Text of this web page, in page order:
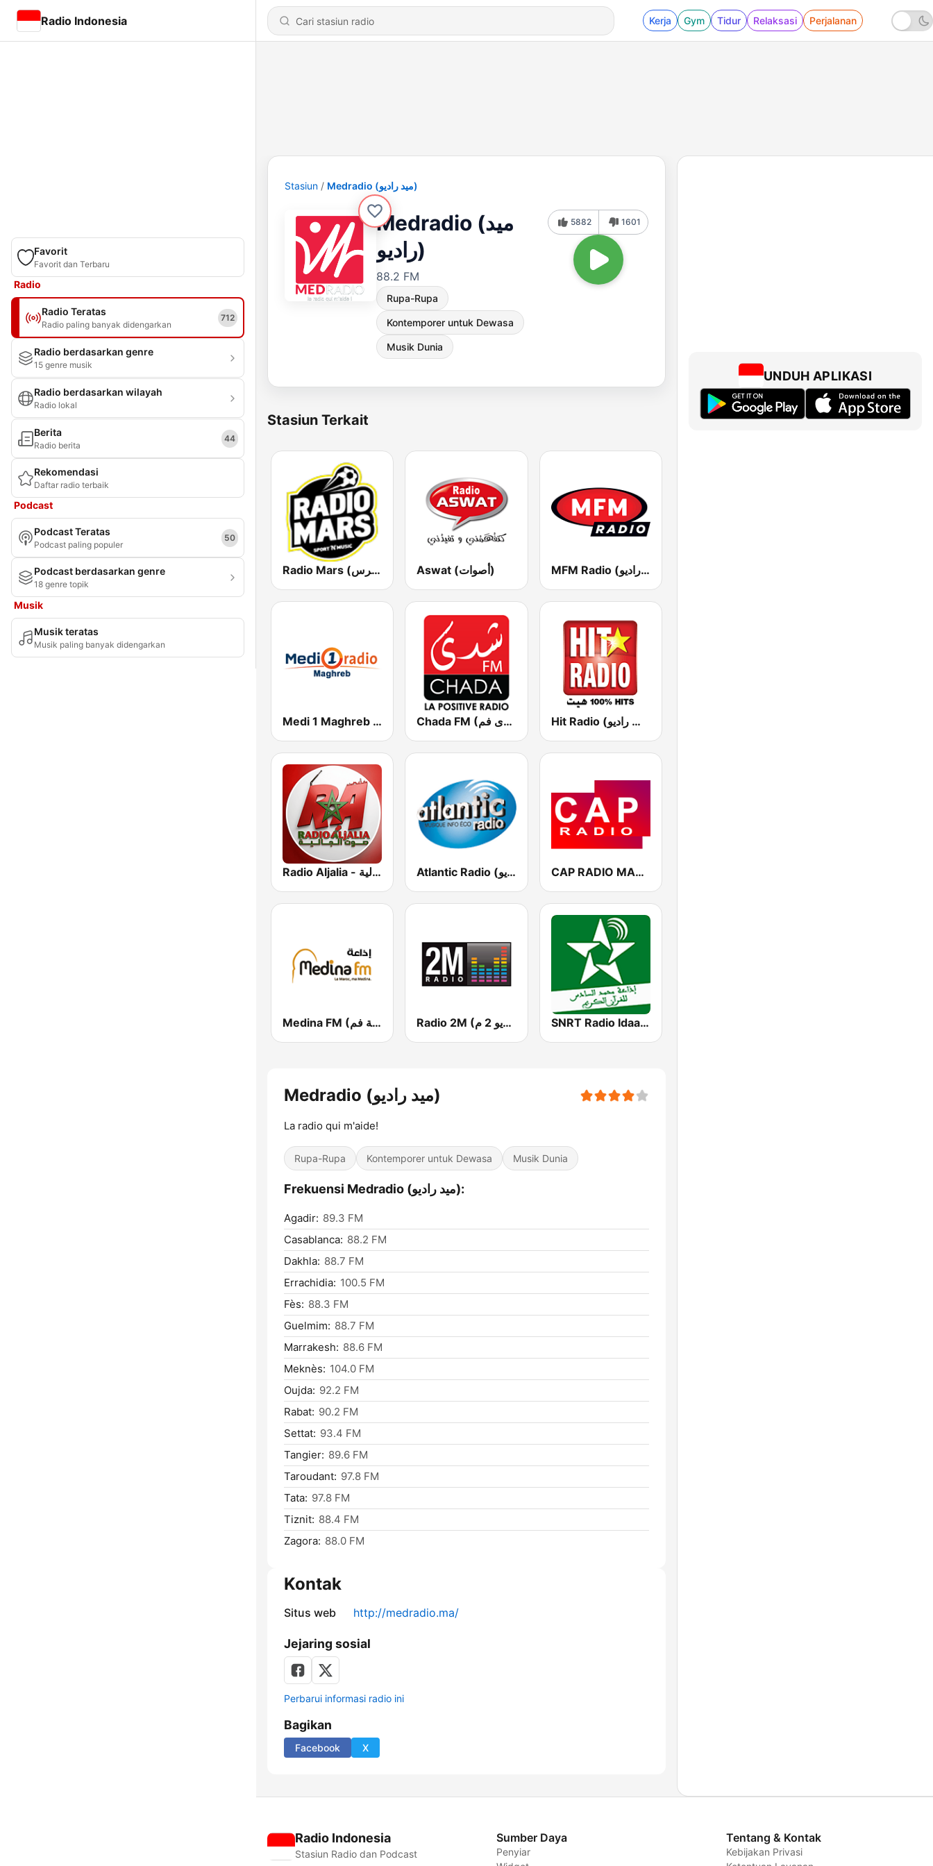
Radio Indonesia Kerja Gym Tidur Relaksasi Perjalanan
Favorit
Favorit dan Terbaru
Radio
Radio Teratas
Radio paling banyak didengarkan
712
Radio berdasarkan genre
15 genre musik
Radio berdasarkan wilayah
Radio lokal
Berita
Radio berita
44
Rekomendasi
Daftar radio terbaik
Podcast
Podcast Teratas
Podcast paling populer
50
Podcast berdasarkan genre
18 genre topik
Musik
Musik teratas
Musik paling banyak didengarkan
Stasiun Medradio (ميد راديو)
Medradio (ميد
راديو)
88.2 FM
Rupa-Rupa
Kontemporer untuk Dewasa
Musik Dunia
5882 1601
Stasiun Terkait
Radio Mars (راديو مرس) Aswat (أصوات) MFM Radio (مفم راديو)
Medi 1 Maghreb (ميدى1 مغرب) Chada FM (شدى فم) Hit Radio (هيت راديو)
Radio Aljalia - راديو الجالية Atlantic Radio (أتلانتيك راديو) CAP RADIO MAROC
Medina FM (إذاعة مدينة فم) Radio 2M (راديو 2 م) SNRT Radio Idaat Mohammed Assadiss (السادسة)
Medradio (ميد راديو)
La radio qui m'aide!
Rupa-Rupa Kontemporer untuk Dewasa Musik Dunia
Frekuensi Medradio (ميد راديو):
Agadir: 89.3 FM
Casablanca: 88.2 FM
Dakhla: 88.7 FM
Errachidia: 100.5 FM
Fès: 88.3 FM
Guelmim: 88.7 FM
Marrakesh: 88.6 FM
Meknès: 104.0 FM
Oujda: 92.2 FM
Rabat: 90.2 FM
Settat: 93.4 FM
Tangier: 89.6 FM
Taroudant: 97.8 FM
Tata: 97.8 FM
Tiznit: 88.4 FM
Zagora: 88.0 FM
Kontak
Situs web http://medradio.ma/
Jejaring sosial
Perbarui informasi radio ini
Bagikan
Facebook X
UNDUH APLIKASI
Radio Indonesia
Stasiun Radio dan Podcast
Sumber Daya
Penyiar
Tentang & Kontak
Kebijakan Privasi